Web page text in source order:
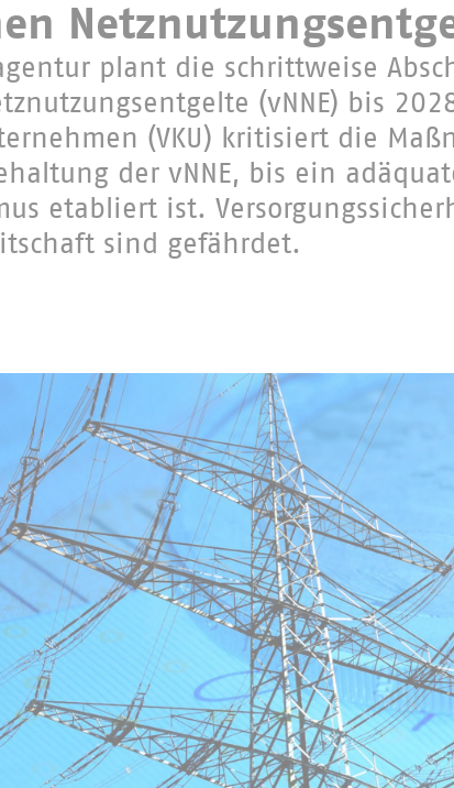
plant die schrittweise
(vNNE) bis
(VKU) kritisiert die
der vNNE, bis ein
etabliert ist.
sind gefährdet.